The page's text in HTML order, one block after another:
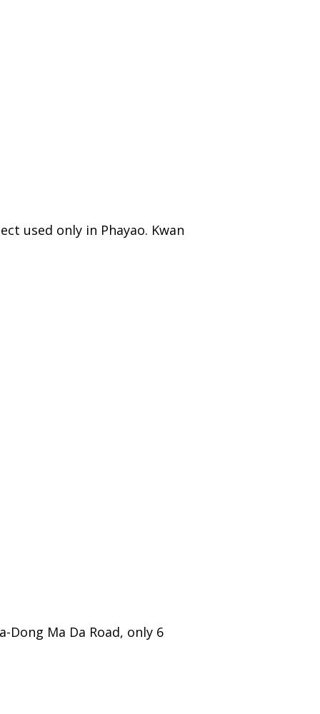
used only in Phayao. Kwan
Dong Ma Da Road, only 6